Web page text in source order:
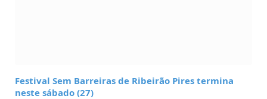
Festival Sem Barreiras de Ribeirão Pires termina
neste sábado (27)